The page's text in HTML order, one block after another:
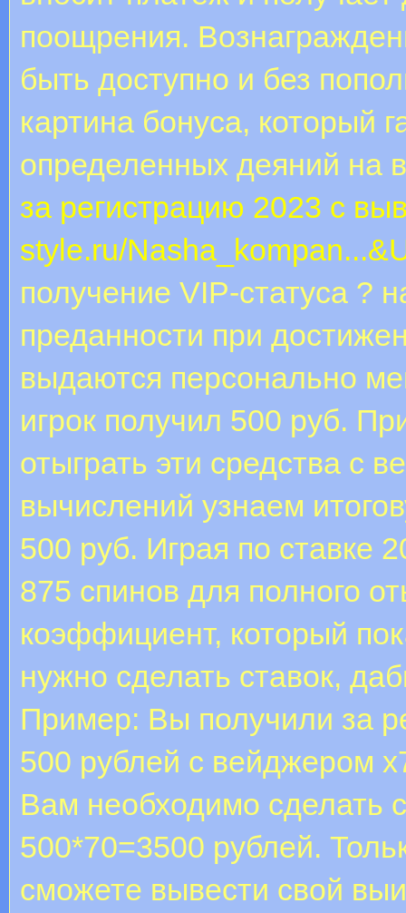
поощрения.
быть доступно и без
картина бонуса, который
определенных деяний на
за регистрацию 2023 с
style.ru/
получение VIP-статуса ?
преданности при
выдаются персонально
игрок получил 500 руб.
отыграть эти средства с
вычислений узнаем
500 руб. Играя по ставке
875 спинов для полного
коэффициент, который
нужно сделать ставок,
Пример: Вы получили за
500 рублей с вейджером
Вам необходимо сделать
500*70=3500 рублей.
сможете вывести свой